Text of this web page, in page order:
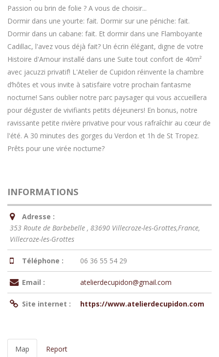
Passion ou brin de folie ? A vous de choisir...
Dormir dans une yourte: fait. Dormir sur une péniche: fait.
Dormir dans un cabane: fait. Et dormir dans une Flamboyante
Cadillac, l'avez vous déjà fait? Un écrin élégant, digne de votre
Histoire d'Amour installé dans une Suite tout confort de 40m²
avec jacuzzi privatif! L'Atelier de Cupidon réinvente la chambre
d’hôtes et vous invite à satisfaire votre prochain fantasme
nocturne! Sans oublier notre parc paysager qui vous accueillera
pour déguster de vivifiants petits déjeuners! En bonus, notre
ravissante petite rivière privative pour vous rafraîchir au cœur de
l'été. A 30 minutes des gorges du Verdon et 1h de St Tropez.
Prêts pour une virée nocturne?
INFORMATIONS
Adresse :
353 Route de Barbebelle , 83690 Villecroze-les-Grottes,France,
Villecroze-les-Grottes
Téléphone : 06 36 55 54 29
Email : atelierdecupidon@gmail.com
Site internet : https://www.atelierdecupidon.com
Map Report